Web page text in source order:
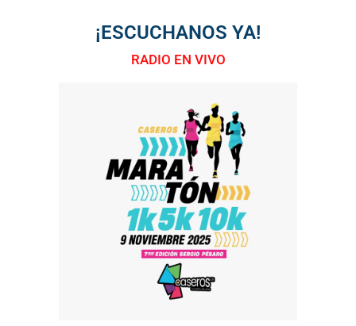
¡ESCUCHANOS YA!
RADIO EN VIVO